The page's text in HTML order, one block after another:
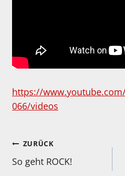
https://
066/videos
ZURÜCK
So geht ROCK!